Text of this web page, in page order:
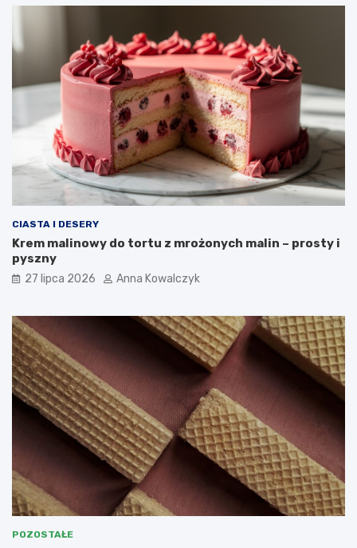
CIASTA I DESERY
Krem malinowy do tortu z mrożonych malin – prosty i
pyszny
27 lipca 2026 Anna Kowalczyk
POZOSTAŁE